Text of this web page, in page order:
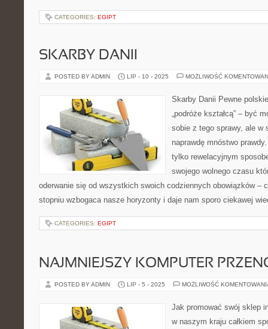
CATEGORIES: EGIPT
SKARBY DANII
POSTED BY ADMIN LIP - 10 - 2025 MOŻLIWOŚĆ
Skarby Danii Pewne
„podróże kształcą” – być
sobie z tego sprawy, ale w
naprawdę mnóstwo
tylko rewelacyjnym
swojego wolnego czasu
oderwanie się od wszystkich swoich codziennych obowiązków –
stopniu wzbogaca nasze horyzonty i daje nam sporo ciekawej
CATEGORIES: EGIPT
NAJMNIEJSZY KOMPUTER
POSTED BY ADMIN LIP - 5 - 2025 MOŻLIWOŚĆ
Jak promować swój sklep
w naszym kraju całkiem